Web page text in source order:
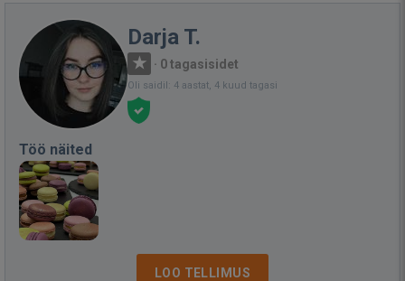
Darja T.
· 0 tagasisidet
Oli saidil: 4 aastat, 4 kuud tagasi
Töö näited
LOO TELLIMUS